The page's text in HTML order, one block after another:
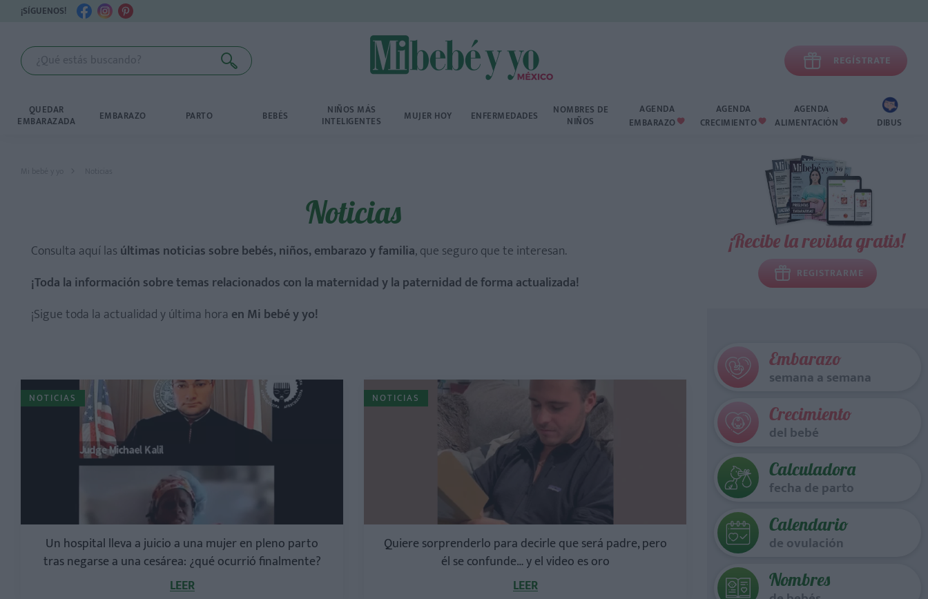
¡SÍGUENOS!
 REGÍSTRATE
QUEDAR
EMBARAZADA EMBARAZO PARTO BEBÉS NIÑOS MÁS
INTELIGENTES MUJER HOY ENFERMEDADES NOMBRES DE
NIÑOS
AGENDA
EMBARAZO 
AGENDA
CRECIMIENTO 
AGENDA
ALIMENTACIÓN  DIBUS
Mi bebé y yo Noticias
Noticias
Consulta aquí las últimas noticias sobre bebés, niños, embarazo y familia, que seguro que te interesan.
¡Toda la información sobre temas relacionados con la maternidad y la paternidad de forma actualizada!
¡Sigue toda la actualidad y última hora en Mi bebé y yo!
NOTICIAS
Un hospital lleva a juicio a una mujer en pleno parto
tras negarse a una cesárea: ¿qué ocurrió finalmente?
LEER
NOTICIAS
Quiere sorprenderlo para decirle que será padre, pero
él se confunde… y el video es oro
LEER
¡Recibe la revista gratis!
REGISTRARME
Embarazo
semana a semana
Crecimiento
del bebé
Calculadora
fecha de parto
Calendario
de ovulación
Nombres